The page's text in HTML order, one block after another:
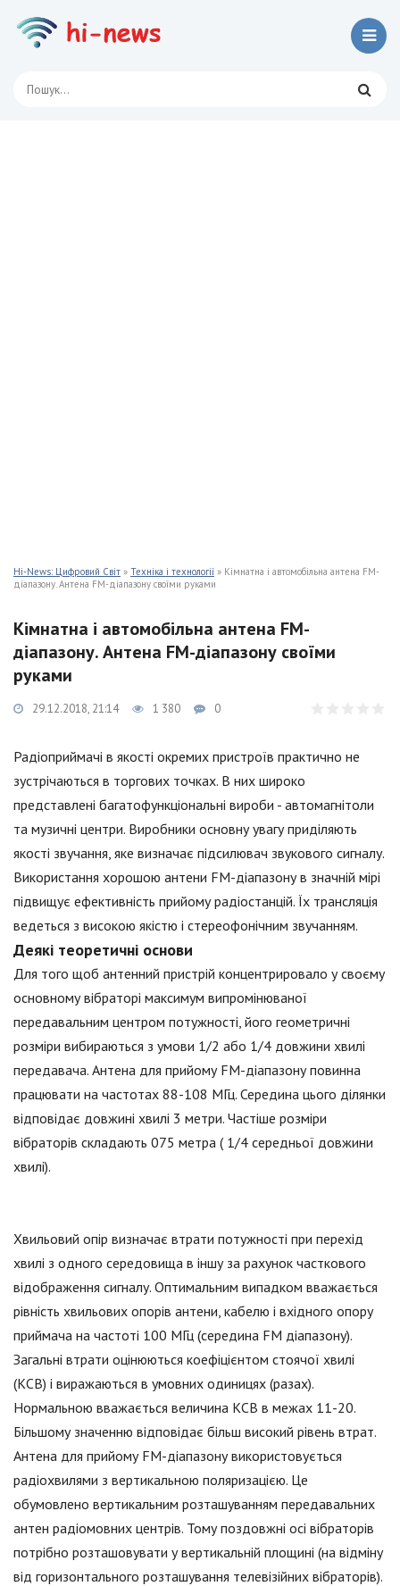
Hi-News: Цифровий Світ » Техніка і технології » Кімнатна і автомобільна антена FM-
діапазону. Антена FM-діапазону своїми руками
Кімнатна і автомобільна антена FM-
діапазону. Антена FM-діапазону своїми
руками
29.12.2018, 21:14 1 380 0
Радіоприймачі в якості окремих пристроїв практично не
зустрічаються в торгових точках. В них широко
представлені багатофункціональні вироби - автомагнітоли
та музичні центри. Виробники основну увагу приділяють
якості звучання, яке визначає підсилювач звукового сигналу.
Використання хорошою антени FM-діапазону в значній мірі
підвищує ефективність прийому радіостанцій. Їх трансляція
ведеться з високою якістю і стереофонічним звучанням.
Деякі теоретичні основи
Для того щоб антенний пристрій концентрировало у своєму
основному вібраторі максимум випромінюваної
передавальним центром потужності, його геометричні
розміри вибираються з умови 1/2 або 1/4 довжини хвилі
передавача. Антена для прийому FM-діапазону повинна
працювати на частотах 88-108 МГц. Середина цього ділянки
відповідає довжині хвилі 3 метри. Частіше розміри
вібраторів складають 075 метра ( 1/4 середньої довжини
хвилі).
Хвильовий опір визначає втрати потужності при перехід
хвилі з одного середовища в іншу за рахунок часткового
відображення сигналу. Оптимальним випадком вважається
рівність хвильових опорів антени, кабелю і вхідного опору
приймача на частоті 100 МГц (середина FM діапазону).
Загальні втрати оцінюються коефіцієнтом стоячої хвилі
(КСВ) і виражаються в умовних одиницях (разах).
Нормальною вважається величина КСВ в межах 11-20.
Більшому значенню відповідає більш високий рівень втрат.
Антена для прийому FM-діапазону використовується
радіохвилями з вертикальною поляризацією. Це
обумовлено вертикальним розташуванням передавальних
антен радіомовних центрів. Тому поздовжні осі вібраторів
потрібно розташовувати у вертикальній площині (на відміну
від горизонтального розташування телевізійних вібраторів).